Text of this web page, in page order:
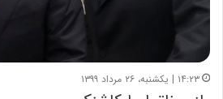
۱۴:۲۳ | یکشنبه، ۲۶ مرداد ۱۳۹۹